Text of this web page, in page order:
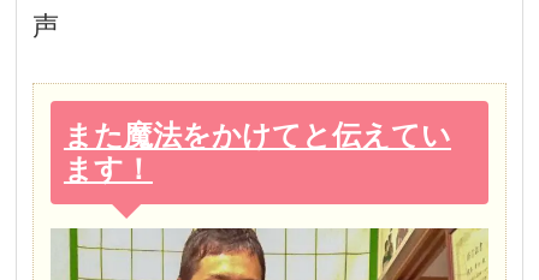
声
また魔法をかけてと伝えてい
ます！